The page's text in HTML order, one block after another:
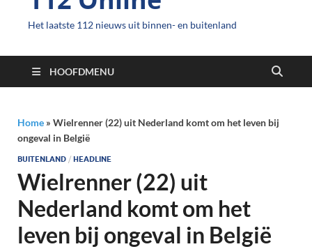
Het laatste 112 nieuws uit binnen- en buitenland
HOOFDMENU
Home » Wielrenner (22) uit Nederland komt om het leven bij
ongeval in België
BUITENLAND / HEADLINE
Wielrenner (22) uit
Nederland komt om het
leven bij ongeval in België